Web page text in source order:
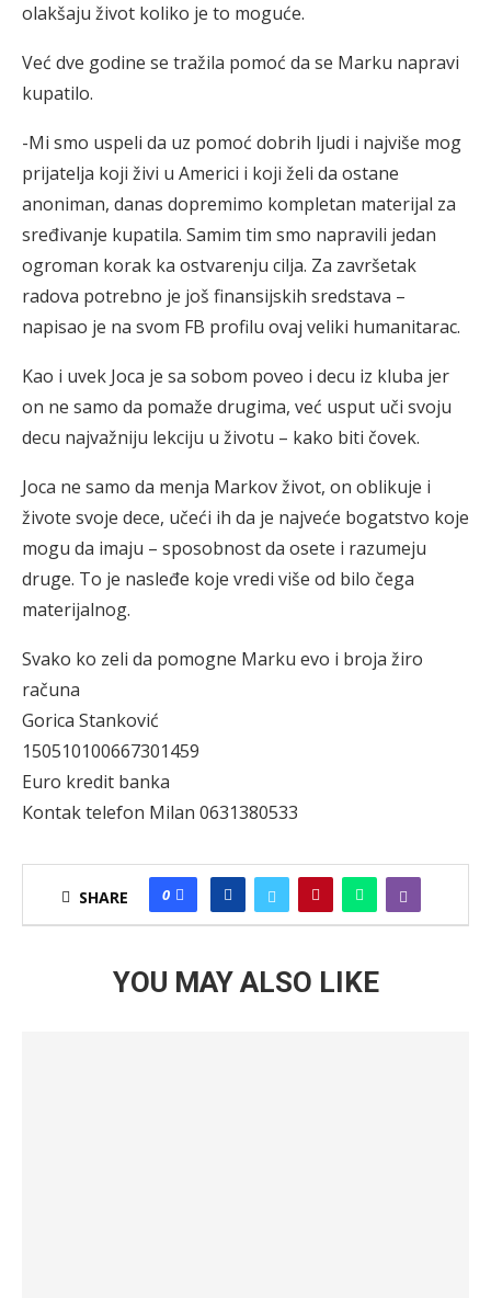
olakšaju život koliko je to moguće.
Već dve godine se tražila pomoć da se Marku napravi
kupatilo.
-Mi smo uspeli da uz pomoć dobrih ljudi i najviše mog
prijatelja koji živi u Americi i koji želi da ostane
anoniman, danas dopremimo kompletan materijal za
sređivanje kupatila. Samim tim smo napravili jedan
ogroman korak ka ostvarenju cilja. Za završetak
radova potrebno je još finansijskih sredstava –
napisao je na svom FB profilu ovaj veliki humanitarac.
Kao i uvek Joca je sa sobom poveo i decu iz kluba jer
on ne samo da pomaže drugima, već usput uči svoju
decu najvažniju lekciju u životu – kako biti čovek.
Joca ne samo da menja Markov život, on oblikuje i
živote svoje dece, učeći ih da je najveće bogatstvo koje
mogu da imaju – sposobnost da osete i razumeju
druge. To je nasleđe koje vredi više od bilo čega
materijalnog.
Svako ko zeli da pomogne Marku evo i broja žiro
računa
Gorica Stanković
150510100667301459
Euro kredit banka
Kontak telefon Milan 0631380533
SHARE 0
YOU MAY ALSO LIKE